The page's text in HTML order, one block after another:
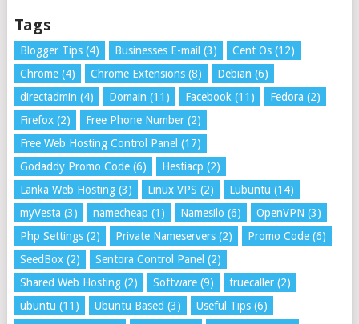
Tags
Blogger Tips(4) Businesses E-mail (3) Cent Os(12)
Chrome(4) Chrome Extensions(8) Debian (6)
directadmin (4) Domain (11) Facebook (11) Fedora (2)
Firefox(2) Free Phone Number(2)
Free Web Hosting Control Panel (17)
Godaddy Promo Code(6) Hestiacp (2)
Lanka Web Hosting(3) Linux VPS (2) Lubuntu (14)
myVesta (3) namecheap (1) Namesilo (6) OpenVPN (3)
Php Settings(2) Private Nameservers(2) Promo Code(6)
SeedBox(2) Sentora Control Panel (2)
Shared Web Hosting(2) Software(9) truecaller(2)
ubuntu (11) Ubuntu Based (3) Useful Tips(6)